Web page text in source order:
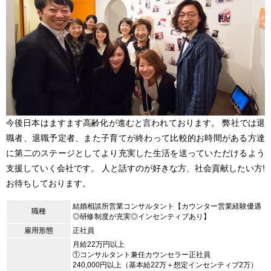
今後日本はますます高齢化が進むと言われております。 弊社では退
職者、退職予定者、また子育てが終わって比較的お時間がある方達
に第二のステージとしてより充実した生活を送っていただけるよう
支援していく会社です。 人と話すのが好きな方、社会貢献したい方!
お待ちしております。
職種
結婚相談所営業コンサルタント【カウンター営業経験優遇
◎研修制度が充実◎インセンティブあり】
雇用形態
正社員
月給22万円以上
①コンサルタント兼任カウンセラー正社員
240,000円以上（基本給22万＋想定インセンティブ2万）